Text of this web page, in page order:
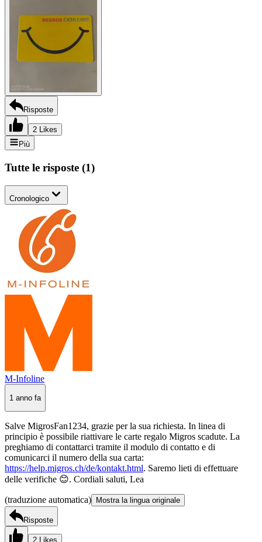
Risposte
2 Likes
Più
Tutte le risposte (1)
Cronologico
M-Infoline
1 anno fa
Salve MigrosFan1234, grazie per la sua richiesta. In linea di
principio è possibile riattivare le carte regalo Migros scadute. La
preghiamo di contattarci tramite il modulo di contatto e di
comunicarci il numero della sua carta:
https://help.migros.ch/de/kontakt.html. Saremo lieti di effettuare
delle verifiche 😊. Cordiali saluti, Lea
(traduzione automatica) Mostra la lingua originale
Risposte
2 Likes